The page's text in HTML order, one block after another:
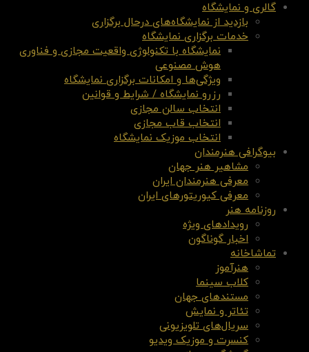
گالری و نمایشگاه
بازدید از نمایشگاه‌های درحال برگزاری
خدمات برگزاری نمایشگاه
نمایشگاه با تکنولوژی واقعیت مجازی و فناوری
هوش مصنوعی
ویژگی‌ها و امکانات برگزاری نمایشگاه
رزرو نمایشگاه / شرایط و قوانین
انتخاب سالن مجازی
انتخاب قاب مجازی
انتخاب موزیک نمایشگاه
بیوگرافی هنرمندان
مشاهیر هنر جهان
معرفی هنرمندان ایران
معرفی کیوریتورهای ایران
روزنامه هنر
رویدادهای ویژه
اخبار گوناگون
تماشاخانه
هنرآموز
کلاب سینما
مستندهای جهان
تئاتر و نمایش
سریال‌های تلویزیونی
کنسرت و موزیک ویدیو